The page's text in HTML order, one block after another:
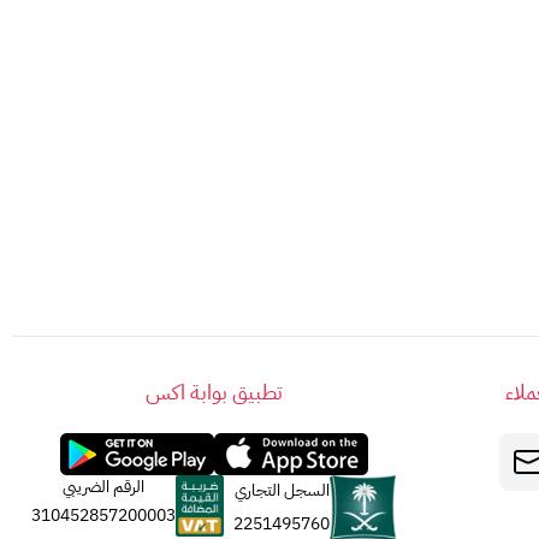
تطبيق بوابة اكس
السجل التجاري
2251495760
الرقم الضريبي
310452857200003